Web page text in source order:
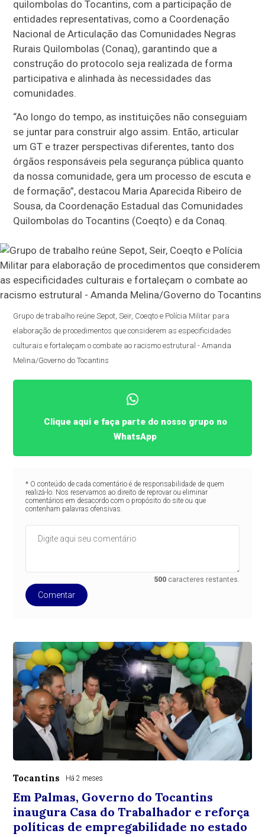
quilombolas do Tocantins, com a participação de
entidades representativas, como a Coordenação
Nacional de Articulação das Comunidades Negras
Rurais Quilombolas (Conaq), garantindo que a
construção do protocolo seja realizada de forma
participativa e alinhada às necessidades das
comunidades.
“Ao longo do tempo, as instituições não conseguiam
se juntar para construir algo assim. Então, articular
um GT e trazer perspectivas diferentes, tanto dos
órgãos responsáveis pela segurança pública quanto
da nossa comunidade, gera um processo de escuta e
de formação”, destacou Maria Aparecida Ribeiro de
Sousa, da Coordenação Estadual das Comunidades
Quilombolas do Tocantins (Coeqto) e da Conaq.
Grupo de trabalho reúne Sepot, Seir, Coeqto e Polícia Militar para
elaboração de procedimentos que considerem as especificidades
culturais e fortaleçam o combate ao racismo estrutural - Amanda
Melina/Governo do Tocantins
Clique aqui e faça parte do nosso grupo no
WhatsApp
* O conteúdo de cada comentário é de responsabilidade de quem
realizá-lo. Nos reservamos ao direito de reprovar ou eliminar
comentários em desacordo com o propósito do site ou que
contenham palavras ofensivas.
500 caracteres restantes.
Comentar
Tocantins Há 2 meses
Em Palmas, Governo do Tocantins
inaugura Casa do Trabalhador e reforça
políticas de empregabilidade no estado